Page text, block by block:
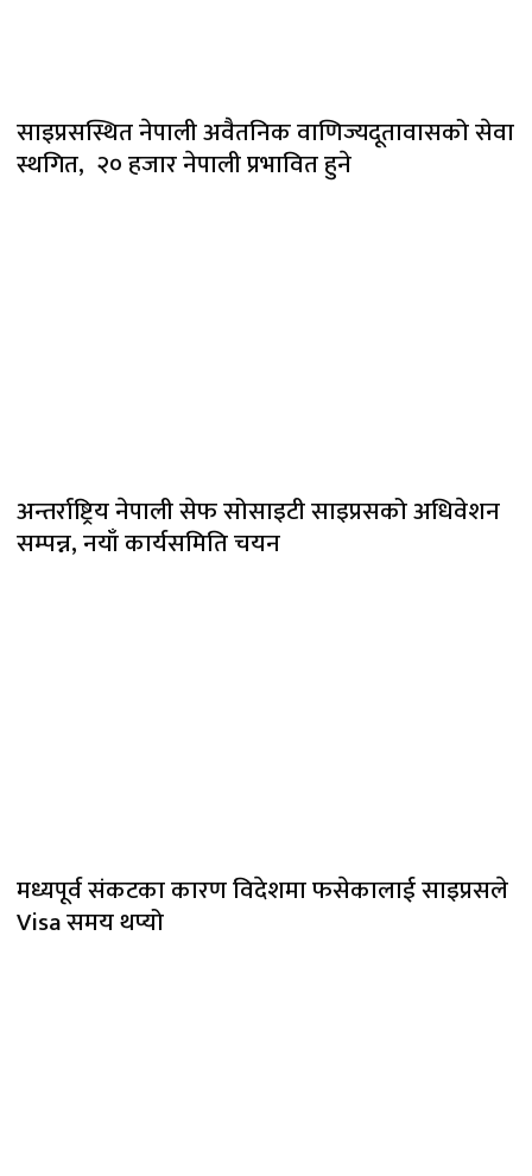
साइप्रसस्थित नेपाली अवैतनिक वाणिज्यदूतावासको सेवा
स्थगित, २० हजार नेपाली प्रभावित हुने
अन्तर्राष्ट्रिय नेपाली सेफ सोसाइटी साइप्रसको अधिवेशन
सम्पन्न, नयाँ कार्यसमिति चयन
मध्यपूर्व संकटका कारण विदेशमा फसेकालाई साइप्रसले
Visa समय थप्यो